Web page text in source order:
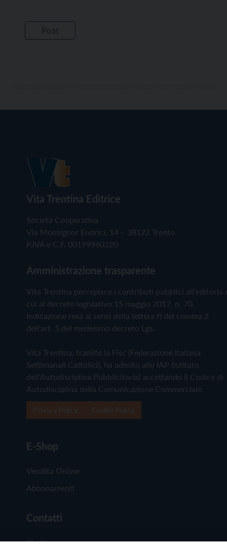
Vita Trentina Editrice
Società Cooperativa
Via Monsignor Endrici, 14 – 38122 Trento
P.IVA e C.F. 00199960220
Amministrazione trasparente
Vita Trentina percepisce i contributi pubblici all'editoria
cui al decreto legislativo 15 maggio 2017, n. 70.
Indicazione resa ai sensi della lettera f) del comma 2
dell'art. 5 del medesimo decreto Lgs.
Vita Trentina, tramite la Fisc (Federazione Italiana
Settimanali Cattolici), ha aderito allo IAP (Istituto
dell'Autodisciplina Pubblicitaria) accettando il Codice di
Autodisciplina della Comunicazione Commerciale
E-Shop
Vendita Online
Abbonamenti
Contatti
Chi Siamo